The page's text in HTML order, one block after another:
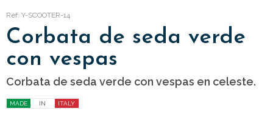
Ref: Y-SCOOTER-14
Corbata de seda verde
con vespas
Corbata de seda verde con vespas en celeste.
MADE IN ITALY